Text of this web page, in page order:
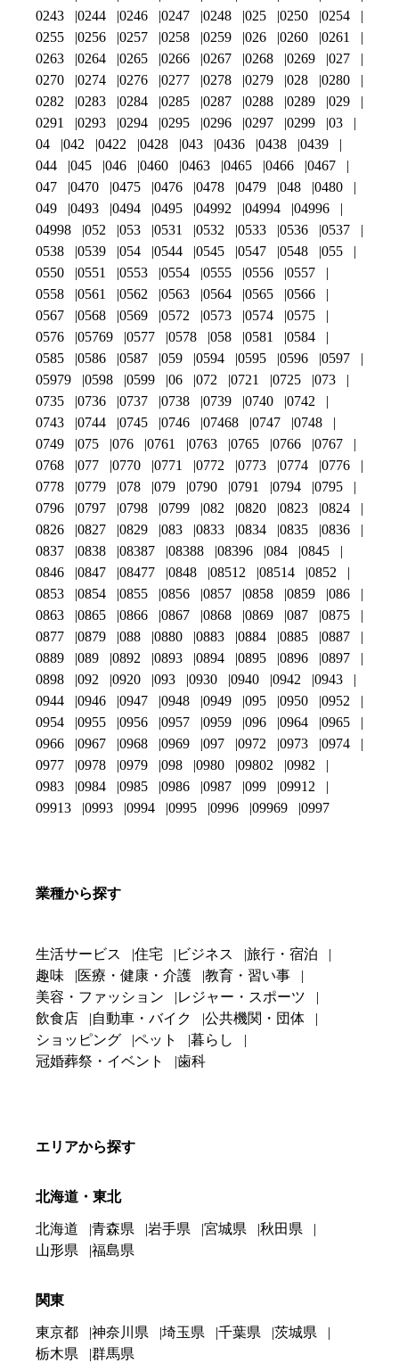
0243
0244 0246 0247 0248 025 0250
0254
0255
0256 0257 0258 0259 026 0260
0261
0263
0264 0265 0266 0267 0268 0269
027
0270
0274 0276 0277 0278 0279 028
0280
0282
0283 0284 0285 0287 0288 0289
029
0291
0293 0294 0295 0296 0297 0299
03
04
042 0422 0428 043 0436 0438
0439
044
045 046 0460 0463 0465 0466
0467
047
0470 0475 0476 0478 0479 048
0480
049
0493 0494 0495 04992 04994
04996
04998
052 053 0531 0532 0533 0536
0537
0538
0539 054 0544 0545 0547 0548
055
0550
0551 0553 0554 0555 0556
0557
0558
0561 0562 0563 0564 0565
0566
0567
0568 0569 0572 0573 0574
0575
0576
05769 0577 0578 058 0581
0584
0585
0586 0587 059 0594 0595 0596
0597
05979
0598 0599 06 072 0721 0725
073
0735
0736 0737 0738 0739 0740
0742
0743
0744 0745 0746 07468 0747
0748
0749
075 076 0761 0763 0765 0766
0767
0768
077 0770 0771 0772 0773 0774
0776
0778
0779 078 079 0790 0791 0794
0795
0796
0797 0798 0799 082 0820 0823
0824
0826
0827 0829 083 0833 0834 0835
0836
0837
0838 08387 08388 08396 084
0845
0846
0847 08477 0848 08512 08514
0852
0853
0854 0855 0856 0857 0858 0859
086
0863
0865 0866 0867 0868 0869 087
0875
0877
0879 088 0880 0883 0884 0885
0887
0889
089 0892 0893 0894 0895 0896
0897
0898
092 0920 093 0930 0940 0942
0943
0944
0946 0947 0948 0949 095 0950
0952
0954
0955 0956 0957 0959 096 0964
0965
0966
0967 0968 0969 097 0972 0973
0974
0977
0978 0979 098 0980 09802
0982
0983
0984 0985 0986 0987 099
09912
09913
0993 0994 0995 0996 09969 0997
業種から探す
生活サービス 住宅 ビジネス
旅行・宿泊
趣味
医療・健康・介護
教育・習い事
美容・ファッション
レジャー・スポーツ
飲食店
自動車・バイク
公共機関・団体
ショッピング
ペット
暮らし
冠婚葬祭・イベント
歯科
エリアから探す
北海道・東北
北海道 青森県 岩手県 宮城県
秋田県
山形県
福島県
関東
東京都 神奈川県 埼玉県 千葉県
茨城県
栃木県
群馬県